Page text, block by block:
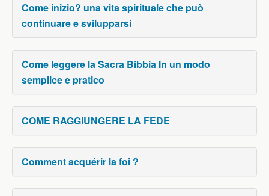
Come inizio? una vita spirituale che può
continuare e svilupparsi
Come leggere la Sacra Bibbia In un modo
semplice e pratico
COME RAGGIUNGERE LA FEDE
Comment acquérir la foi ?